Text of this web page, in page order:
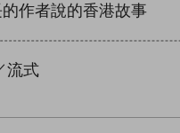
作者說的香港故事
流式